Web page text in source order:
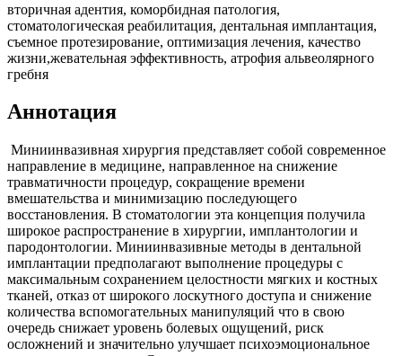
вторичная адентия, коморбидная патология,
стоматологическая реабилитация, дентальная имплантация,
съемное протезирование, оптимизация лечения, качество
жизни,жевательная эффективность, атрофия альвеолярного
гребня
Аннотация
Миниинвазивная хирургия представляет собой современное
направление в медицине, направленное на снижение
травматичности процедур, сокращение времени
вмешательства и минимизацию последующего
восстановления. В стоматологии эта концепция получила
широкое распространение в хирургии, имплантологии и
пародонтологии. Миниинвазивные методы в дентальной
имплантации предполагают выполнение процедуры с
максимальным сохранением целостности мягких и костных
тканей, отказ от широкого лоскутного доступа и снижение
количества вспомогательных манипуляций что в свою
очередь снижает уровень болевых ощущений, риск
осложнений и значительно улучшает психоэмоциональное